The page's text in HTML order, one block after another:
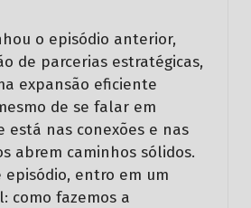
o episódio anterior,
de parcerias estratégicas,
expansão eficiente
de se falar em
está nas conexões e nas
abrem caminhos sólidos.
episódio, entro em um
como fazemos a